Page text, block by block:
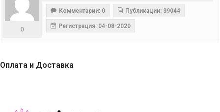
0
Комментарии: 0 Публикации: 39044
Регистрация: 04-08-2020
Оплата и Доставка